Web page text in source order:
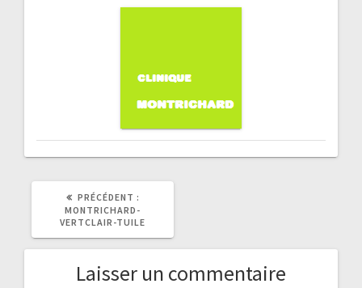
PRÉCÉDENT :
PRÉCÉDENT
:
MONTRICHARD-
VERTCLAIR-TUILE
Laisser un commentaire